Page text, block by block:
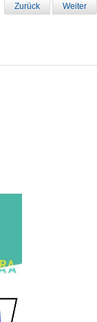
Zurück Weiter